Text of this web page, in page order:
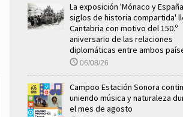
La exposición 'Mónaco y
siglos de historia compartida'
Cantabria con motivo del 150.º
aniversario de las relaciones
diplomáticas entre ambos
06/08/26
Campoo Estación Sonora
uniendo música y naturaleza
el mes de agosto